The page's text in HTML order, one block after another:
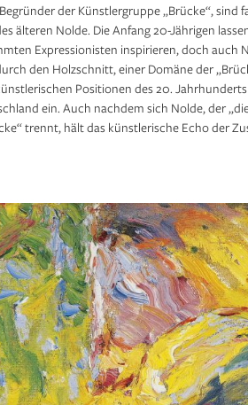
der Künstlergruppe „Brücke“, sind
älteren Nolde. Die Anfang 20-Jährigen
Expressionisten inspirieren, doch auch
den Holzschnitt, einer Domäne der
Positionen des 20.
ein. Auch nachdem sich Nolde, der
trennt, hält das künstlerische Echo der